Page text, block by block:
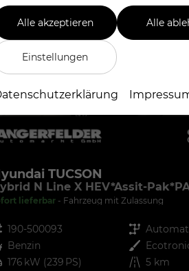
TUCSON
N Line X HEV*Assit-
lieferbar Fahrzeug mit Zulassung
190-500093 Getriebe
Benzin Außenfarbe
176 kW (239 PS) Kilometerstand 5 km
Alle akzeptieren Alle
Einstellungen